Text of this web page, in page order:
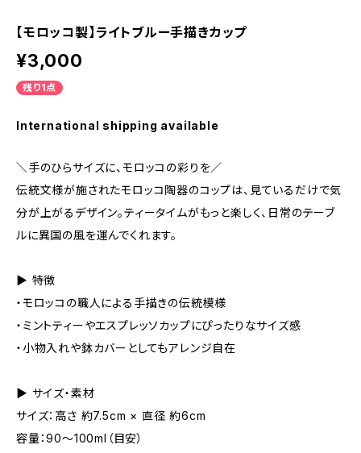
【モロッコ製】ライトブルー手描きカップ
¥3,000
残り1点
International shipping available
＼手のひらサイズに、モロッコの彩りを／
伝統文様が施されたモロッコ陶器のコップは、見ているだけで気
分が上がるデザイン。ティータイムがもっと楽しく、日常のテーブ
ルに異国の風を運んでくれます。
▶︎ 特徴
・モロッコの職人による手描きの伝統模様
・ミントティーやエスプレッソカップにぴったりなサイズ感
・小物入れや鉢カバーとしてもアレンジ自在
▶︎ サイズ・素材
サイズ：高さ 約7.5cm × 直径 約6cm
容量：90〜100ml（目安）